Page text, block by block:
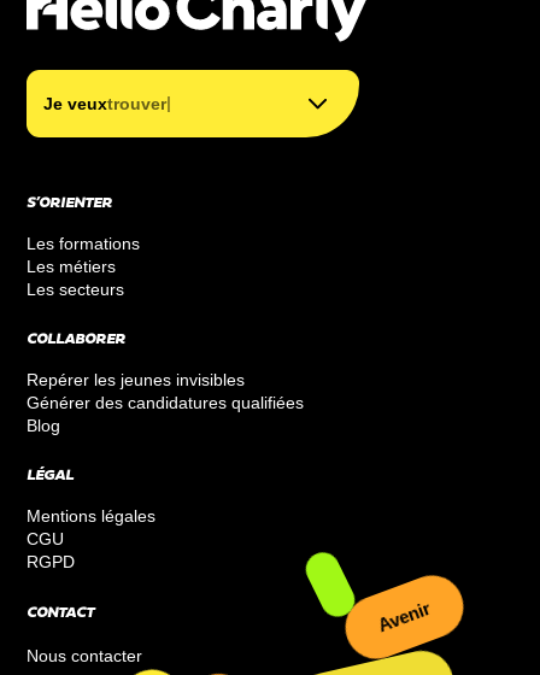
Je veuxtrouver m
financer ma formation
S’ORIENTER
Les formations
Les métiers
Les secteurs
COLLABORER
Repérer les jeunes invisibles
Générer des candidatures qualifiées
Blog
LÉGAL
Mentions légales
CGU
RGPD
CONTACT
Nous contacter
Avenir